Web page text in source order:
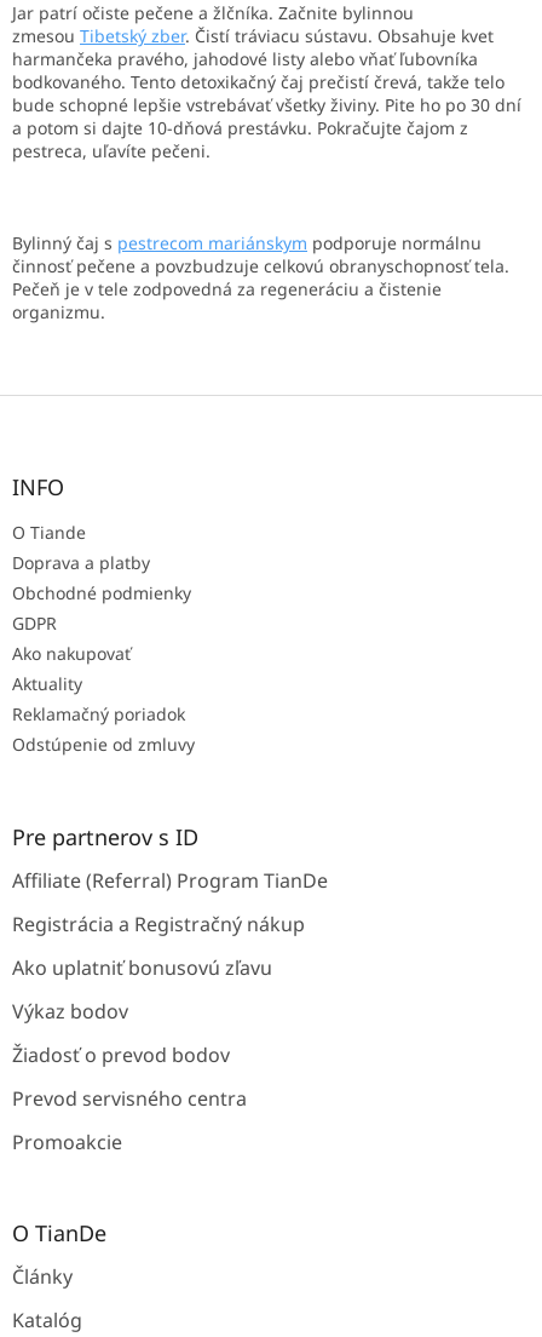
Jar patrí očiste pečene a žlčníka. Začnite bylinnou
zmesou Tibetský zber. Čistí tráviacu sústavu. Obsahuje kvet
harmančeka pravého, jahodové listy alebo vňať ľubovníka
bodkovaného. Tento detoxikačný čaj prečistí črevá, takže telo
bude schopné lepšie vstrebávať všetky živiny. Pite ho po 30 dní
a potom si dajte 10-dňová prestávku. Pokračujte čajom z
pestreca, uľavíte pečeni.
Bylinný čaj s pestrecom mariánskym podporuje normálnu
činnosť pečene a povzbudzuje celkovú obranyschopnosť tela.
Pečeň je v tele zodpovedná za regeneráciu a čistenie
organizmu.
Z
INFO
O Tiande
Doprava a platby
Obchodné podmienky
GDPR
Ako nakupovať
Aktuality
Reklamačný poriadok
Odstúpenie od zmluvy
Pre partnerov s ID
Affiliate (Referral) Program TianDe
Registrácia a Registračný nákup
Ako uplatniť bonusovú zľavu
Výkaz bodov
Žiadosť o prevod bodov
Prevod servisného centra
Promoakcie
O TianDe
Články
Katalóg